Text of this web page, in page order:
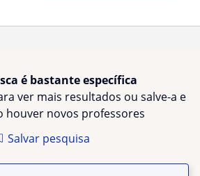
é bastante específica
ver mais resultados ou salve-a e
houver novos professores
Salvar pesquisa